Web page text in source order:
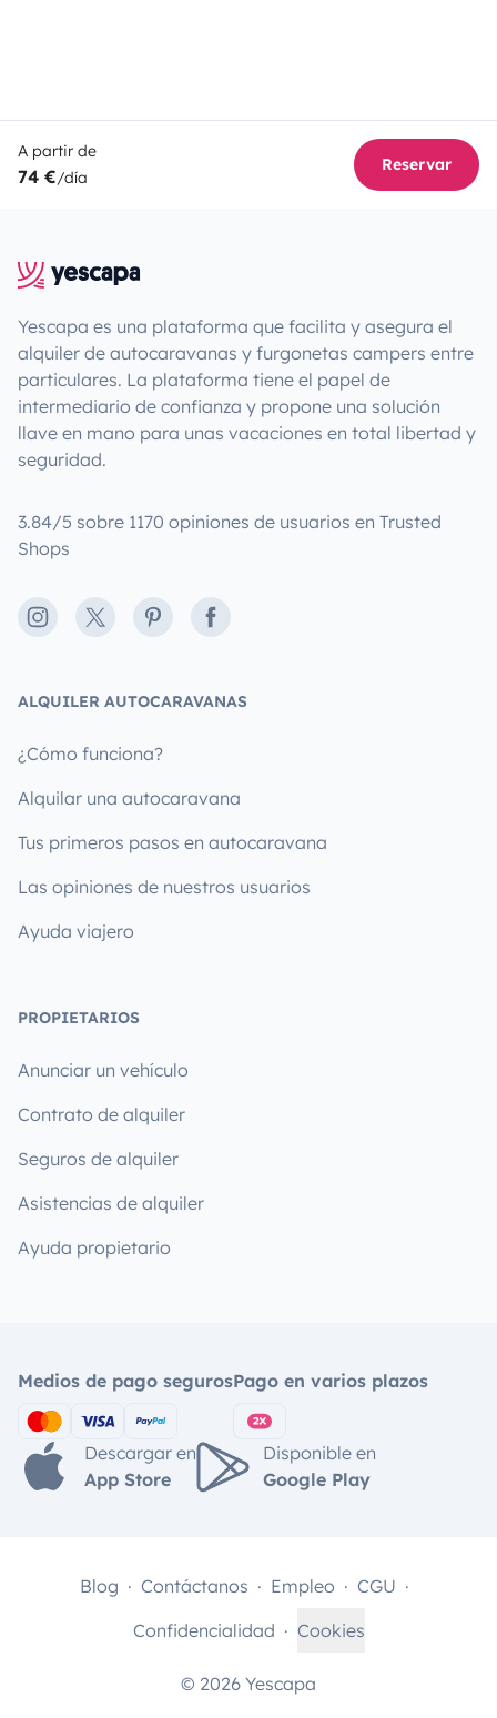
A partir de
74 €/día
Reservar
Yescapa es una plataforma que facilita y asegura el
alquiler de autocaravanas y furgonetas campers entre
particulares. La plataforma tiene el papel de
intermediario de confianza y propone una solución
llave en mano para unas vacaciones en total libertad y
seguridad.
3.84/5 sobre 1170 opiniones de usuarios en Trusted
Shops
Instagram
X PinterestFacebook
ALQUILER AUTOCARAVANAS
¿Cómo funciona?
Alquilar una autocaravana
Tus primeros pasos en autocaravana
Las opiniones de nuestros usuarios
Ayuda viajero
PROPIETARIOS
Anunciar un vehículo
Contrato de alquiler
Seguros de alquiler
Asistencias de alquiler
Ayuda propietario
Medios de pago segurosPago en varios plazos
Descargar en
App Store
Disponible en
Google Play
© 2026 Yescapa
Blog Contáctanos Empleo
CGU
Confidencialidad
Cookies